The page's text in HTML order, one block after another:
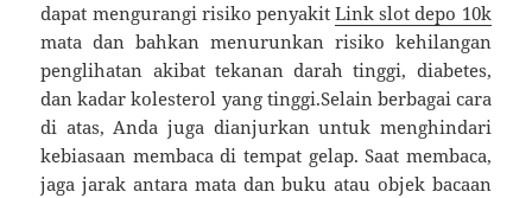
dapat mengurangi risiko penyakitLink slot depo 10k
mata dan bahkan menurunkan risiko kehilangan
penglihatan akibat tekanan darah tinggi, diabetes,
dan kadar kolesterol yang tinggi.Selain berbagai cara
di atas, Anda juga dianjurkan untuk menghindari
kebiasaan membaca di tempat gelap. Saat membaca,
jaga jarak antara mata dan buku atau objek bacaan